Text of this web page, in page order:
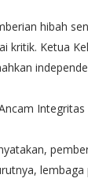
hibah
kritik. Ketua
Integritas